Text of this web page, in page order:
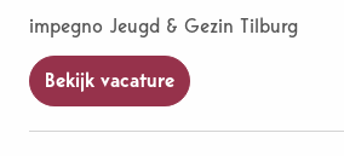
impegno Jeugd & Gezin Tilburg
Bekijk vacature